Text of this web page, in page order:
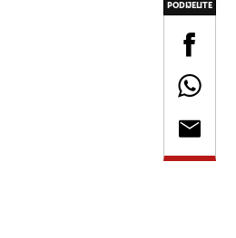
PODIJELITE